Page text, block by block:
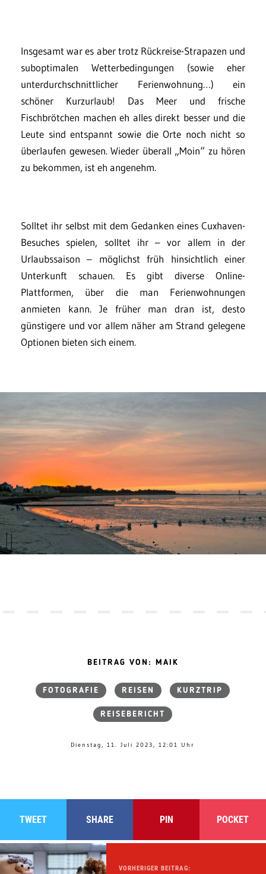
Insgesamt war es aber trotz Rückreise-Strapazen und
suboptimalen Wetterbedingungen (sowie eher
unterdurchschnittlicher Ferienwohnung…) ein
schöner Kurzurlaub! Das Meer und frische
Fischbrötchen machen eh alles direkt besser und die
Leute sind entspannt sowie die Orte noch nicht so
überlaufen gewesen. Wieder überall „Moin“ zu hören
zu bekommen, ist eh angenehm.
Solltet ihr selbst mit dem Gedanken eines Cuxhaven-
Besuches spielen, solltet ihr – vor allem in der
Urlaubssaison – möglichst früh hinsichtlich einer
Unterkunft schauen. Es gibt diverse Online-
Plattformen, über die man Ferienwohnungen
anmieten kann. Je früher man dran ist, desto
günstigere und vor allem näher am Strand gelegene
Optionen bieten sich einem.
BEITRAG VON: MAIK
FOTOGRAFIE REISEN KURZTRIP
REISEBERICHT
Dienstag, 11. Juli 2023, 12:01 Uhr
TWEET SHARE PIN POCKET
VORHERIGER BEITRAG: